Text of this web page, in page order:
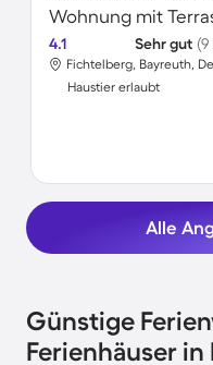
4.1 Sehr gut
Fichtelberg, Bayreuth,
Haustier erlaubt
Alle
Günstige
Ferienhäuser